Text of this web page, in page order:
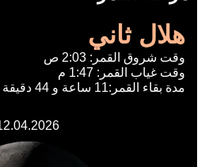
هلال ثاني
وقت شروق القمر: 2:03 ص
وقت غياب القمر: 1:47 م
مدة بقاء القمر:11 ساعة و 44 دقيقة